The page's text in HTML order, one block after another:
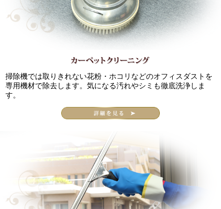
掃除機では取りきれない花粉・ホコリなどのオフィスダストを
専用機材で除去します。気になる汚れやシミも徹底洗浄しま
す。